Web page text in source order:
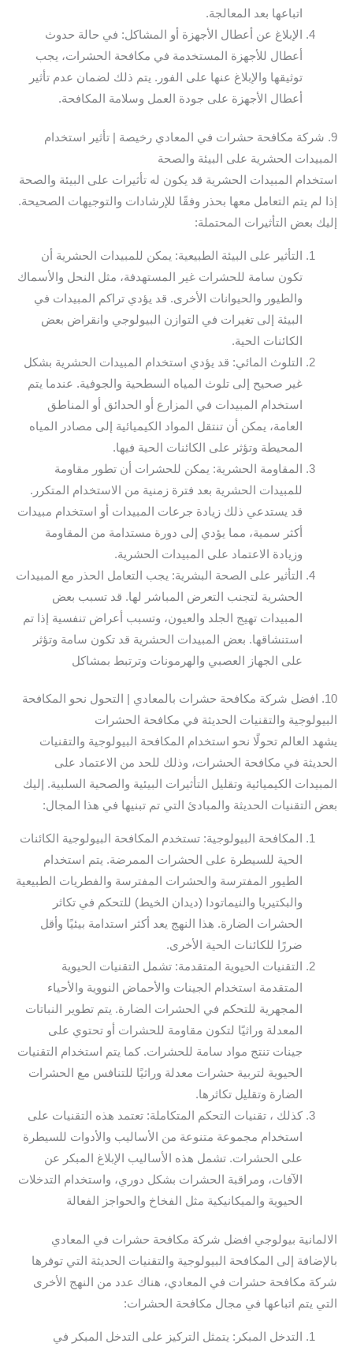
اتباعها بعد المعالجة.
الإبلاغ عن أعطال الأجهزة أو المشاكل: في حالة حدوث
أعطال للأجهزة المستخدمة في مكافحة الحشرات، يجب
توثيقها والإبلاغ عنها على الفور. يتم ذلك لضمان عدم تأثير
أعطال الأجهزة على جودة العمل وسلامة المكافحة.
9. شركة مكافحة حشرات في المعادي رخيصة | تأثير استخدام
المبيدات الحشرية على البيئة والصحة
استخدام المبيدات الحشرية قد يكون له تأثيرات على البيئة والصحة
إذا لم يتم التعامل معها بحذر وفقًا للإرشادات والتوجيهات الصحيحة.
إليك بعض التأثيرات المحتملة:
التأثير على البيئة الطبيعية: يمكن للمبيدات الحشرية أن
تكون سامة للحشرات غير المستهدفة، مثل النحل والأسماك
والطيور والحيوانات الأخرى. قد يؤدي تراكم المبيدات في
البيئة إلى تغيرات في التوازن البيولوجي وانقراض بعض
الكائنات الحية.
التلوث المائي: قد يؤدي استخدام المبيدات الحشرية بشكل
غير صحيح إلى تلوث المياه السطحية والجوفية. عندما يتم
استخدام المبيدات في المزارع أو الحدائق أو المناطق
العامة، يمكن أن تنتقل المواد الكيميائية إلى مصادر المياه
المحيطة وتؤثر على الكائنات الحية فيها.
المقاومة الحشرية: يمكن للحشرات أن تطور مقاومة
للمبيدات الحشرية بعد فترة زمنية من الاستخدام المتكرر.
قد يستدعي ذلك زيادة جرعات المبيدات أو استخدام مبيدات
أكثر سمية، مما يؤدي إلى دورة مستدامة من المقاومة
وزيادة الاعتماد على المبيدات الحشرية.
التأثير على الصحة البشرية: يجب التعامل الحذر مع المبيدات
الحشرية لتجنب التعرض المباشر لها. قد تسبب بعض
المبيدات تهيج الجلد والعيون، وتسبب أعراض تنفسية إذا تم
استنشاقها. بعض المبيدات الحشرية قد تكون سامة وتؤثر
على الجهاز العصبي والهرمونات وترتبط بمشاكل
10. افضل شركة مكافحة حشرات بالمعادي | التحول نحو المكافحة
البيولوجية والتقنيات الحديثة في مكافحة الحشرات
يشهد العالم تحولًا نحو استخدام المكافحة البيولوجية والتقنيات
الحديثة في مكافحة الحشرات، وذلك للحد من الاعتماد على
المبيدات الكيميائية وتقليل التأثيرات البيئية والصحية السلبية. إليك
بعض التقنيات الحديثة والمبادئ التي تم تبنيها في هذا المجال:
المكافحة البيولوجية: تستخدم المكافحة البيولوجية الكائنات
الحية للسيطرة على الحشرات الممرضة. يتم استخدام
الطيور المفترسة والحشرات المفترسة والفطريات الطبيعية
والبكتيريا والنيماتودا (ديدان الخيط) للتحكم في تكاثر
الحشرات الضارة. هذا النهج يعد أكثر استدامة بيئيًا وأقل
ضررًا للكائنات الحية الأخرى.
التقنيات الحيوية المتقدمة: تشمل التقنيات الحيوية
المتقدمة استخدام الجينات والأحماض النووية والأحياء
المجهرية للتحكم في الحشرات الضارة. يتم تطوير النباتات
المعدلة وراثيًا لتكون مقاومة للحشرات أو تحتوي على
جينات تنتج مواد سامة للحشرات. كما يتم استخدام التقنيات
الحيوية لتربية حشرات معدلة وراثيًا للتنافس مع الحشرات
الضارة وتقليل تكاثرها.
كذلك ، تقنيات التحكم المتكاملة: تعتمد هذه التقنيات على
استخدام مجموعة متنوعة من الأساليب والأدوات للسيطرة
على الحشرات. تشمل هذه الأساليب الإبلاغ المبكر عن
الآفات، ومراقبة الحشرات بشكل دوري، واستخدام التدخلات
الحيوية والميكانيكية مثل الفخاخ والحواجز الفعالة
الالمانية بيولوجي افضل شركة مكافحة حشرات في المعادي
بالإضافة إلى المكافحة البيولوجية والتقنيات الحديثة التي توفرها
شركة مكافحة حشرات في المعادي، هناك عدد من النهج الأخرى
التي يتم اتباعها في مجال مكافحة الحشرات:
التدخل المبكر: يتمثل التركيز على التدخل المبكر في